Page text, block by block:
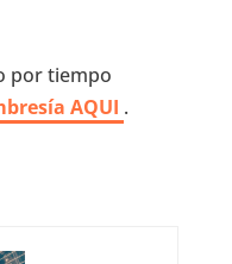
por tiempo
AQUI .